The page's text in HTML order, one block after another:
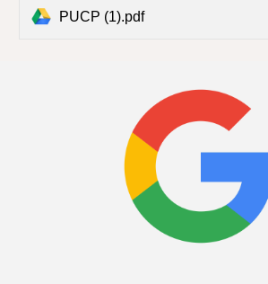
PUCP (1).pdf